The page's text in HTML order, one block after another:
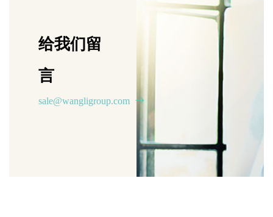
给我们留
言
sale@wangligroup.com